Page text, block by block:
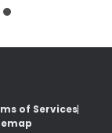
of Services